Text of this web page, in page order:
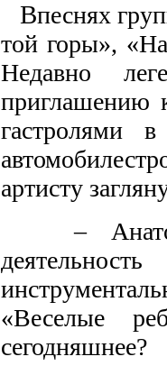
Впеснях
той горы»,
Недавно
приглашению
гастролями
артисту
–
«Веселые
сегодняшнее?